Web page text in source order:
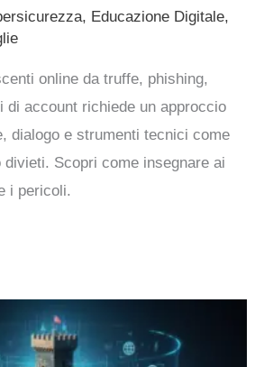
, Educazione Digitale,
online da truffe, phishing,
account richiede un approccio
dialogo e strumenti tecnici come
divieti. Scopri come insegnare ai
i pericoli.